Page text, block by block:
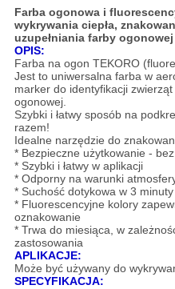
Farba ogonowa i
wykrywania ciepła,
uzupełniania farby ogonowej
OPIS:
Farba na ogon TEKORO
Jest to uniwersalna farba w
marker do identyfikacji
ogonowej.
Szybki i łatwy sposób na
razem!
Idealne narzędzie do
* Bezpieczne użytkowanie -
* Szybki i łatwy w aplikacji
* Odporny na warunki
* Suchość dotykowa w 3 minuty
* Fluorescencyjne kolory
oznakowanie
* Trwa do miesiąca, w
zastosowania
APLIKACJE:
Może być używany do
SPECYFIKACJA: